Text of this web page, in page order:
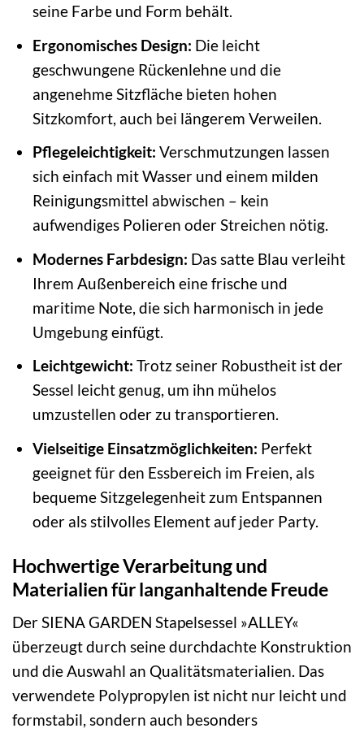
seine Farbe und Form behält.
Ergonomisches Design: Die leicht
geschwungene Rückenlehne und die
angenehme Sitzfläche bieten hohen
Sitzkomfort, auch bei längerem Verweilen.
Pflegeleichtigkeit: Verschmutzungen lassen
sich einfach mit Wasser und einem milden
Reinigungsmittel abwischen – kein
aufwendiges Polieren oder Streichen nötig.
Modernes Farbdesign: Das satte Blau verleiht
Ihrem Außenbereich eine frische und
maritime Note, die sich harmonisch in jede
Umgebung einfügt.
Leichtgewicht: Trotz seiner Robustheit ist der
Sessel leicht genug, um ihn mühelos
umzustellen oder zu transportieren.
Vielseitige Einsatzmöglichkeiten: Perfekt
geeignet für den Essbereich im Freien, als
bequeme Sitzgelegenheit zum Entspannen
oder als stilvolles Element auf jeder Party.
Hochwertige Verarbeitung und
Materialien für langanhaltende Freude
Der SIENA GARDEN Stapelsessel »ALLEY«
überzeugt durch seine durchdachte Konstruktion
und die Auswahl an Qualitätsmaterialien. Das
verwendete Polypropylen ist nicht nur leicht und
formstabil, sondern auch besonders